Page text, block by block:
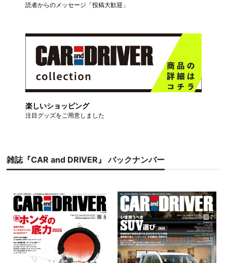
読者からのメッセージ「投稿大歓迎」
楽しいショッピング
注目グッズをご用意しました
雑誌『CAR and DRIVER』 バックナンバー